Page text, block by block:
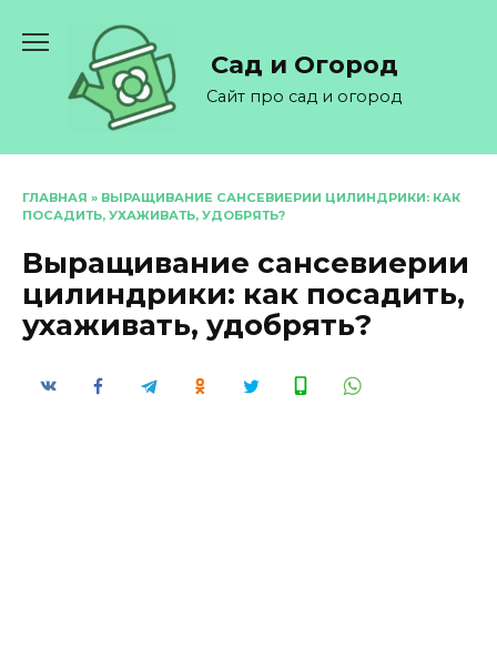
содержанию
Сад и Огород
Сайт про сад и огород
ГЛАВНАЯ » ВЫРАЩИВАНИЕ САНСЕВИЕРИИ ЦИЛИНДРИКИ: КАК
ПОСАДИТЬ, УХАЖИВАТЬ, УДОБРЯТЬ?
Выращивание сансевиерии
цилиндрики: как посадить,
ухаживать, удобрять?